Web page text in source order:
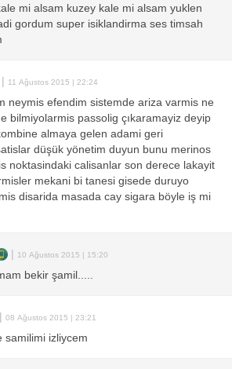
mi alsam kuzey kale mi alsam yuklen
gordum super isiklandirma ses timsah
11 Ağustos 2015 | 22:24
neymis efendim sistemde ariza varmis ne
bilmiyolarmis passolig çıkaramayiz deyip
almaya gelen adami geri
düşük yönetim duyun bunu merinos
noktasindaki calisanlar son derece lakayit
mekani bi tanesi gisede duruyo
disarida masada cay sigara böyle iş mi
10 Ağustos 2015 | 15:20
bekir şamil.....
08 Ağustos 2015 | 23:21
samilimi izliycem